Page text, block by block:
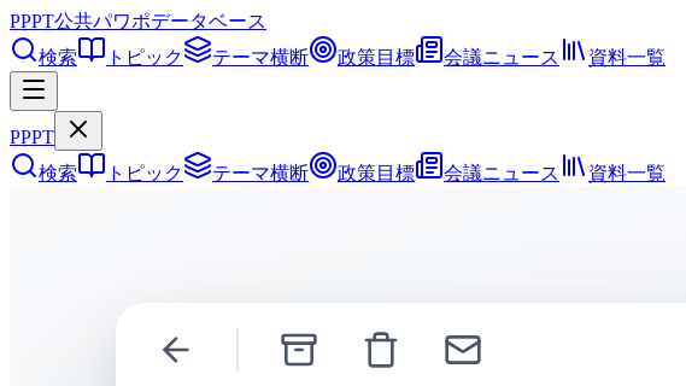
PPPT公共パワポデータベース
検索
トピック テーマ横断 政策目標 会議ニュース 資料一覧
PPPT
検索
トピック テーマ横断 政策目標 会議ニュース 資料一覧